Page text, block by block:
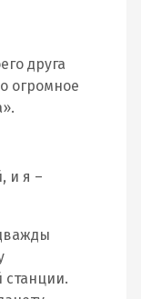
друга
огромное
и я –